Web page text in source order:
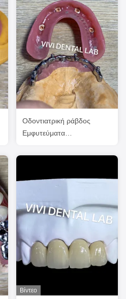
Οδοντιατρική ράβδος
Εμφυτεύματα
οδοντοστοιχίες Υψηλή
Βίντεο